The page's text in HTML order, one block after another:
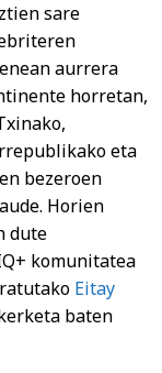
sare
aurrera
horretan,
eta
bezeroen
Horien
dute
komunitatea
Eitay
baten